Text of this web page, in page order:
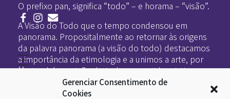
Gerenciar Consentimento de
Cookies
O prefixo pan, significa “todo” – e horama – “visão”.
A Visão do Todo que o tempo condensou em
panorama. Propositalmente ao retornar às origens
da palavra panorama (a visão do todo) destacamos
a importância da etimologia e a unimos a arte, por
ser também a visão do todo no sentido criativo.
Home